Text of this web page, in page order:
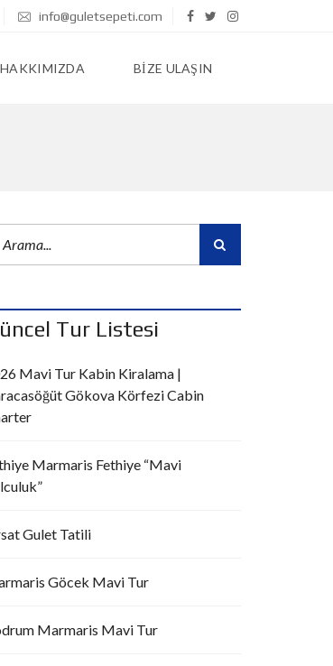
info@guletsepeti.com
HAKKIMIZDA BIZE ULAŞIN
Tur Listesi
Mavi Tur Kabin Kiralama |
Gökova Körfezi Cabin
Marmaris Fethiye “Mavi
Gulet Tatili
Göcek Mavi Tur
Marmaris Mavi Tur